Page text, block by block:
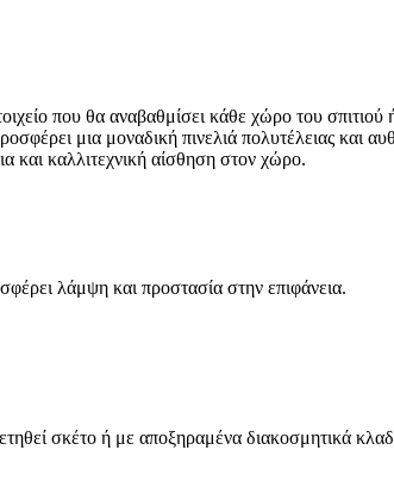
που θα αναβαθμίσει κάθε χώρο του
μια μοναδική πινελιά πολυτέλειας και
και καλλιτεχνική αίσθηση στον χώρο.
λάμψη και προστασία στην επιφάνεια.
σκέτο ή με αποξηραμένα διακοσμητικά